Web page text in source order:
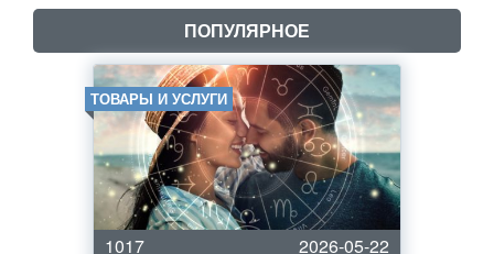
ПОПУЛЯРНОЕ
ТОВАРЫ И УСЛУГИ
1017
2026-05-22